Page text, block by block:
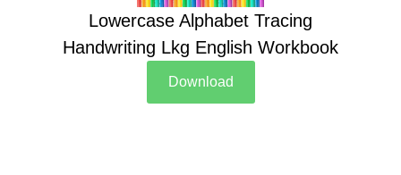
Lowercase Alphabet Tracing
Handwriting Lkg English Workbook
Download